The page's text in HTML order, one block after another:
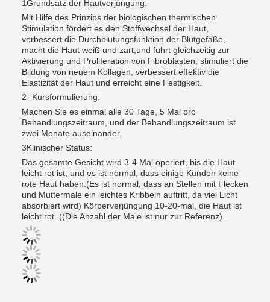
1Grundsatz der Hautverjüngung:
Mit Hilfe des Prinzips der biologischen thermischen
Stimulation fördert es den Stoffwechsel der Haut,
verbessert die Durchblutungsfunktion der Blutgefäße,
macht die Haut weiß und zart,und führt gleichzeitig zur
Aktivierung und Proliferation von Fibroblasten, stimuliert die
Bildung von neuem Kollagen, verbessert effektiv die
Elastizität der Haut und erreicht eine Festigkeit.
2- Kursformulierung:
Machen Sie es einmal alle 30 Tage, 5 Mal pro
Behandlungszeitraum, und der Behandlungszeitraum ist
zwei Monate auseinander.
3Klinischer Status:
Das gesamte Gesicht wird 3-4 Mal operiert, bis die Haut
leicht rot ist, und es ist normal, dass einige Kunden keine
rote Haut haben.(Es ist normal, dass an Stellen mit Flecken
und Muttermale ein leichtes Kribbeln auftritt, da viel Licht
absorbiert wird) Körperverjüngung 10-20-mal, die Haut ist
leicht rot. ((Die Anzahl der Male ist nur zur Referenz).